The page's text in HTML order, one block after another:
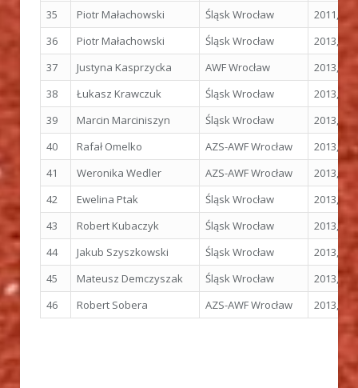
35
Piotr Małachowski Śląsk Wrocław
2011,
36
Piotr Małachowski Śląsk Wrocław
2013,
37
Justyna Kasprzycka AWF Wrocław
2013,
38
Łukasz Krawczuk Śląsk Wrocław
2013,
39
Marcin Marciniszyn Śląsk Wrocław
2013,
40
Rafał Omelko AZS-AWF Wrocław
2013,
41
Weronika Wedler AZS-AWF Wrocław
2013,
42
Ewelina Ptak Śląsk Wrocław
2013,
43
Robert Kubaczyk Śląsk Wrocław
2013,
44
Jakub Szyszkowski Śląsk Wrocław
2013,
45
Mateusz Demczyszak Śląsk Wrocław
2013,
46
Robert Sobera AZS-AWF Wrocław 2013,